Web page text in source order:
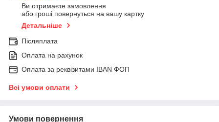
Ви отримаєте замовлення
або гроші повернуться на вашу картку
Детальніше
Післяплата
Оплата на рахунок
Оплата за реквізитами IBAN ФОП
Всі умови оплати
Умови повернення